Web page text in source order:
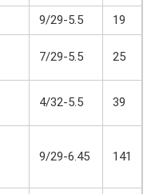
9/29-5.5
19
7/29-5.5 25
4/32-5.5 39
9/29-6.45 141